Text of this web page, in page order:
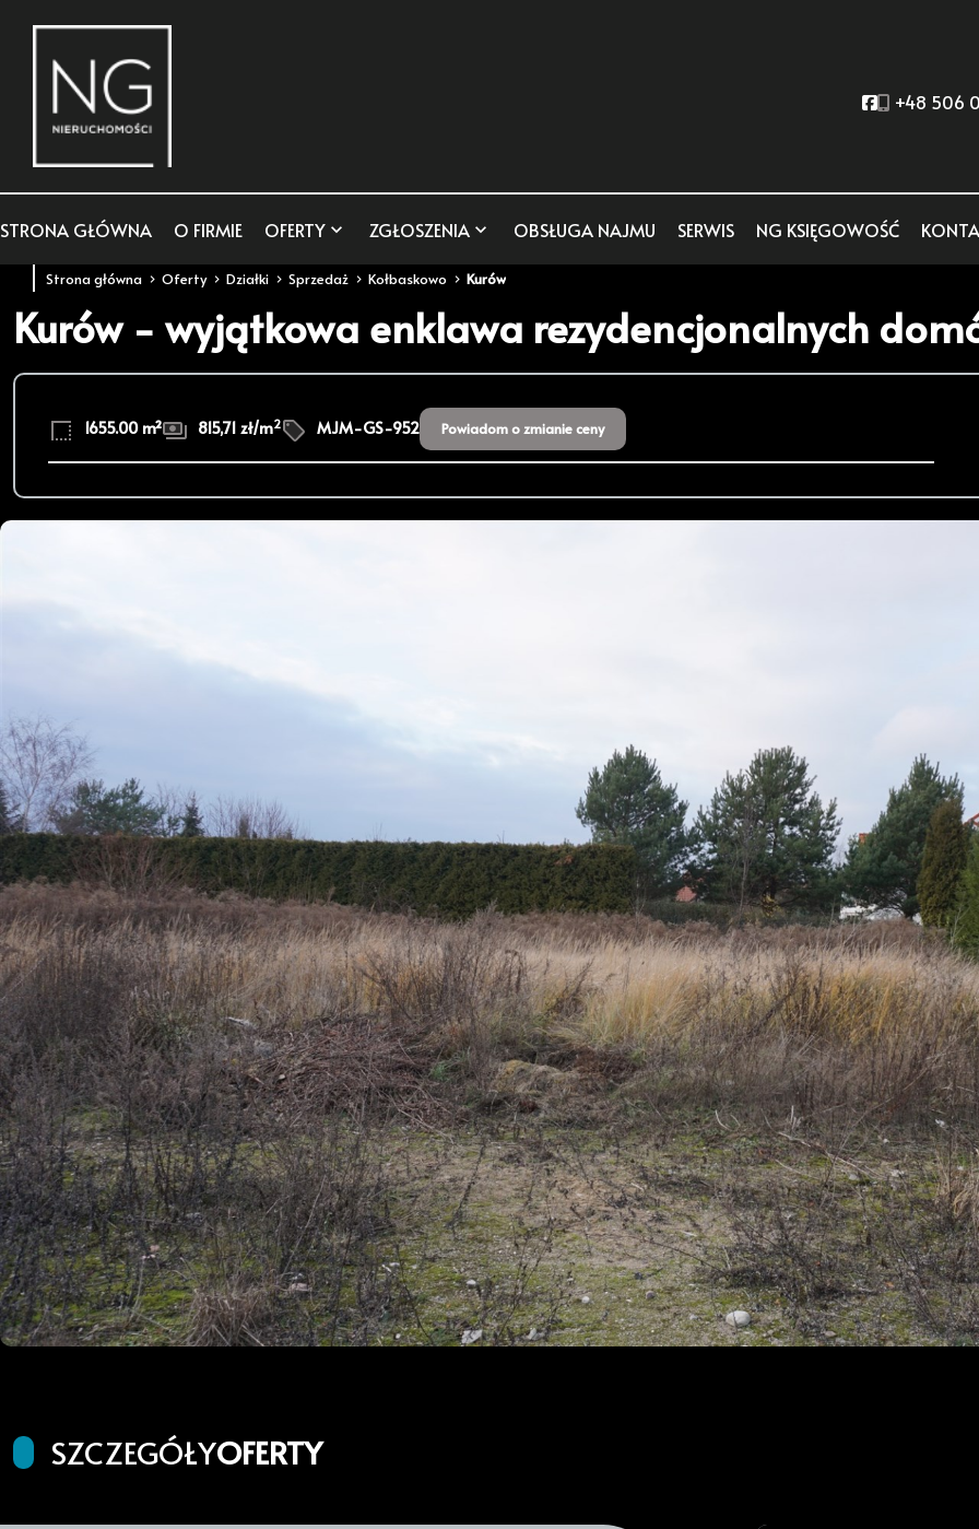
Social link
+48 506
STRONA GŁÓWNA O FIRMIE OFERTY ZGŁOSZENIA OBSŁUGA NAJMU SERWIS NG KSIĘGOWOŚĆ
Strona główna Oferty Działki Sprzedaż Kołbaskowo Kurów
Kurów - wyjątkowa enklawa rezydencjonalnych
1655.00 m² 815,71 zł/m2 MJM-GS-952 Powiadom o zmianie ceny
SZCZEGÓŁYOFERTY